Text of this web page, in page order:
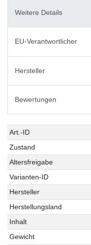
Weitere Details
EU-Verantwortlicher
Hersteller
Bewertungen
Technisches
Merkmal
Wert
Art.-ID
Zustand
Altersfreigabe
Varianten-ID
Hersteller
Herstellungsland
Inhalt
Gewicht